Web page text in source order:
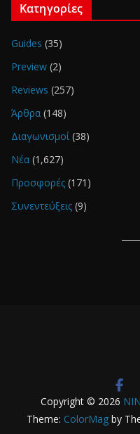
Κατηγορίες
Guides (35)
Preview (2)
Reviews (257)
Άρθρα (148)
Διαγωνισμοί(38)
Νέα (1,627)
Προσφορές (171)
Συνεντεύξεις (9)
Copyright © 2026
Theme: ColorMag by